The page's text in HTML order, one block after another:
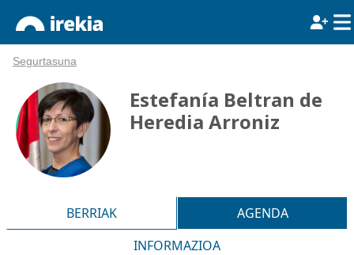
Segurtasuna
Estefanía Beltran de
Heredia Arroniz
BERRIAK
AGENDA
INFORMAZIOA